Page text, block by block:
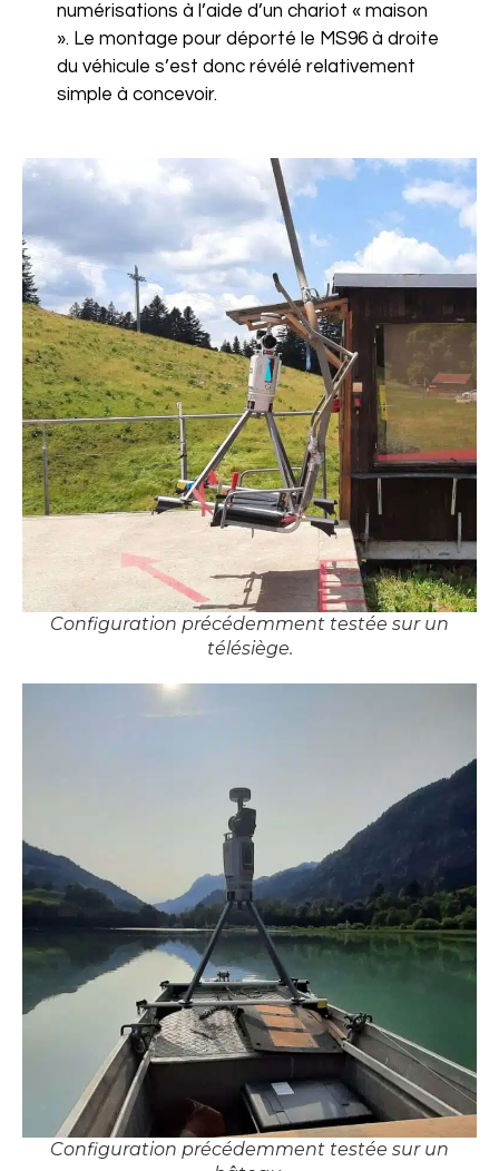
numérisations à l’aide d’un chariot « maison
». Le montage pour déporté le MS96 à droite
du véhicule s’est donc révélé relativement
simple à concevoir.
Configuration précédemment testée sur un
télésiège.
Configuration précédemment testée sur un